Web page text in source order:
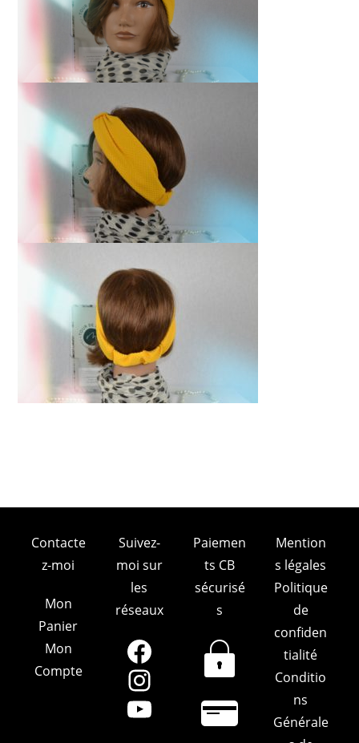
Contacte
z-moi
Mon
Panier
Mon
Compte
Suivez-
moi sur
les
réseaux
Facebook
Instagram
YouTube
Paiemen
ts CB
sécurisé
s
Mention
s légales
Politique
de
confiden
tialité
Conditio
ns
Générale